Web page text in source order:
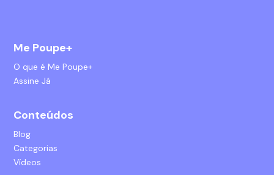
Me Poupe+
O que é Me Poupe+
Assine Já
Conteúdos
Blog
Categorias
Vídeos